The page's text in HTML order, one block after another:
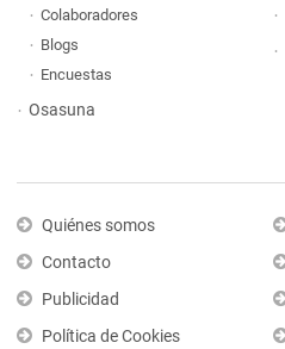
Colaboradores
Blogs
Encuestas
Osasuna
Quiénes somos
Contacto
Publicidad
Política de Cookies